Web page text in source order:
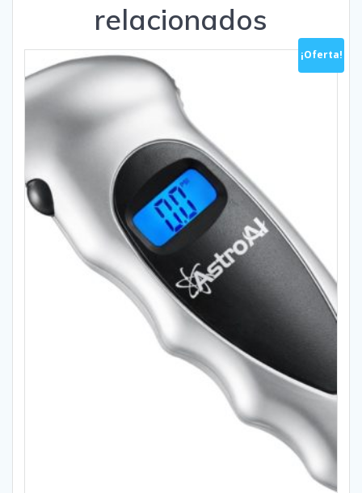
relacionados
¡Oferta!